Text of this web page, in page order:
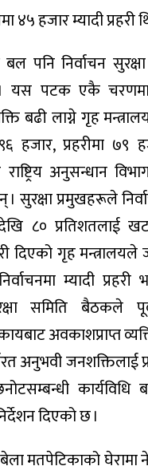
४५ हजार म्यादी प्रहरी
पनि निर्वाचन
यस पटक एकै
बढी लाग्ने गृह
हजार, प्रहरीमा ७९
अनुसन्धान
। सुरक्षा प्रमुखहरूले
८० प्रतिशतलाई
दिएको गृह मन्त्रालयले
म्यादी प्रहरी
समिति बैठकले
अवकाशप्राप्त
अनुभवी जनशक्तिलाई
कार्यविधि
दिएको छ ।
मतपेटिकाको घेरामा